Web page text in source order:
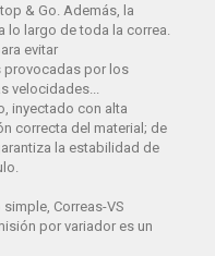
& Go. Además, la
lo largo de toda la correa.
evitar
provocadas por los
velocidades...
inyectado con alta
correcta del material; de
la estabilidad de
Correas-VS
por variador es un